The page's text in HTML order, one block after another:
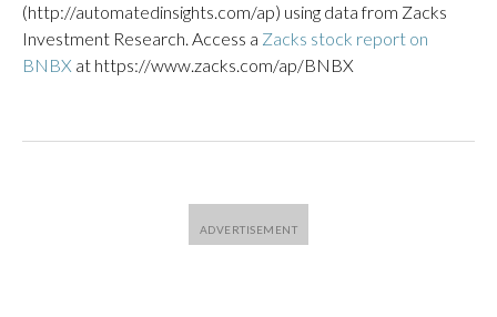
(http://automatedinsights.com/ap) using data from Zacks
Investment Research. Access a Zacks stock report on
BNBX at https://www.zacks.com/ap/BNBX